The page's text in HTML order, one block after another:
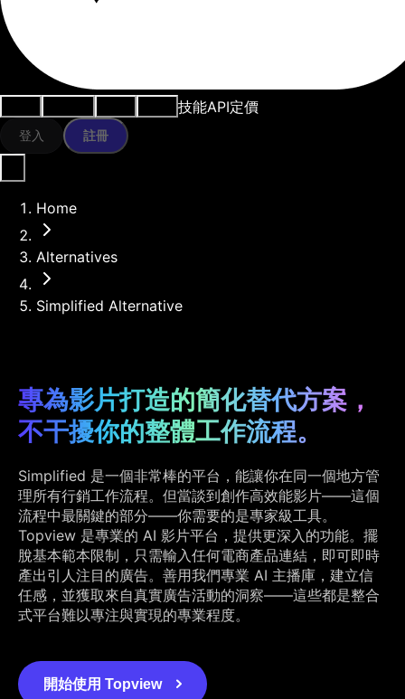
技能API定價
登入 註冊
Home
Alternatives
Simplified Alternative
專為影片打造的簡化替代方案，
不干擾你的整體工作流程。
Simplified 是一個非常棒的平台，能讓你在同一個地方管
理所有行銷工作流程。但當談到創作高效能影片——這個
流程中最關鍵的部分——你需要的是專家級工具。
Topview 是專業的 AI 影片平台，提供更深入的功能。擺
脫基本範本限制，只需輸入任何電商產品連結，即可即時
產出引人注目的廣告。善用我們專業 AI 主播庫，建立信
任感，並獲取來自真實廣告活動的洞察——這些都是整合
式平台難以專注與實現的專業程度。
開始使用 Topview